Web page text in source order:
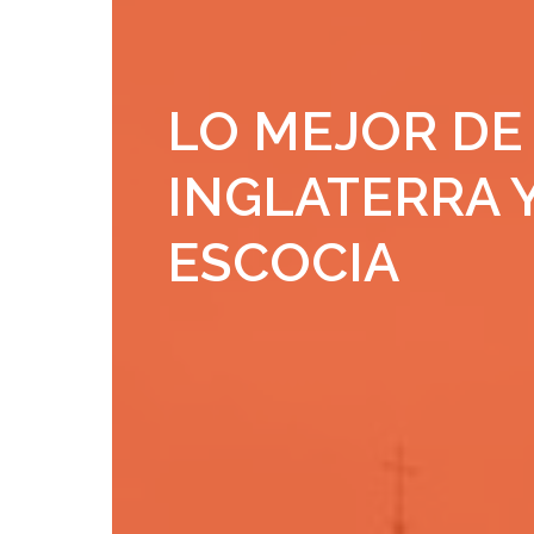
LO MEJOR DE
INGLATERRA
ESCOCIA